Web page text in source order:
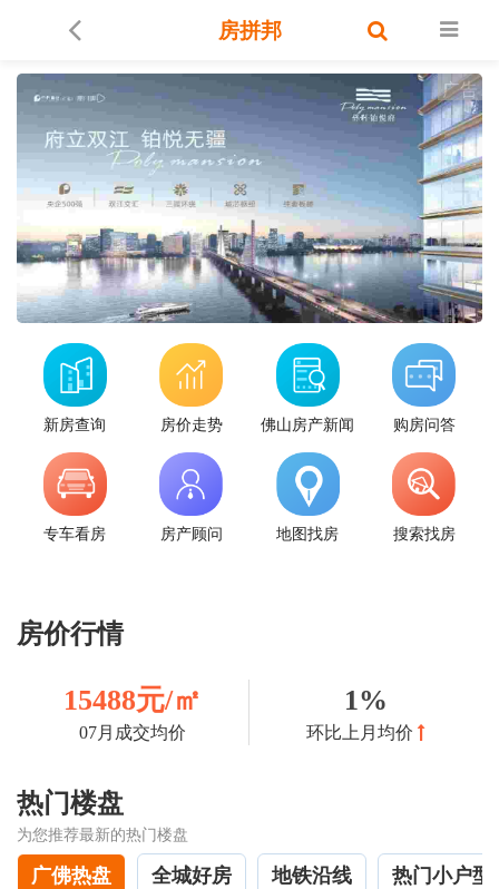
房拼邦
广告
新房查询 房价走势 佛山房产新闻 购房问答
专车看房 房产顾问 地图找房 搜索找房
房价行情
15488元/㎡
07月成交均价
1%
环比上月均价
热门楼盘
为您推荐最新的热门楼盘
广佛热盘 全城好房 地铁沿线 热门小户型